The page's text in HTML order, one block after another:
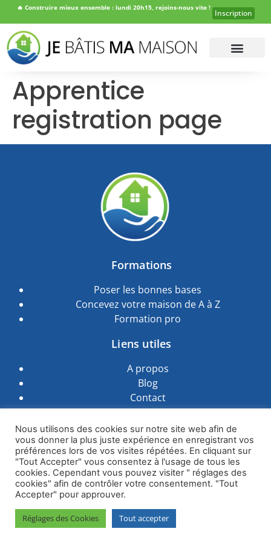
🔥 Construire mieux ensemble : lundi 20h15, rejoins-nous vite !
Inscription
Apprentice
registration page
Formations
Poser les bonnes bases
Concevez votre maison de A à Z
Formation pro
Liens utiles
A propos
Blog
Contact
Suivez-nous sur les
réseaux sociaux :
Je Bâtis Ma Maison – Jean-Luc Delafontaine © 2024 |
Légales –CGV
Nous utilisons des cookies sur notre site web afin de
vous donner la plus juste expérience en enregistrant vos
préférences lors de vos visites répétées. En cliquant sur
"Tout Accepter" vous consentez à l'usage de tous les
cookies. Cependant vous pouvez visiter " réglages des
cookies" afin de contrôler votre consentement. "Tout
Accepter" pour approuver.
Réglages des Cookies Tout accepter